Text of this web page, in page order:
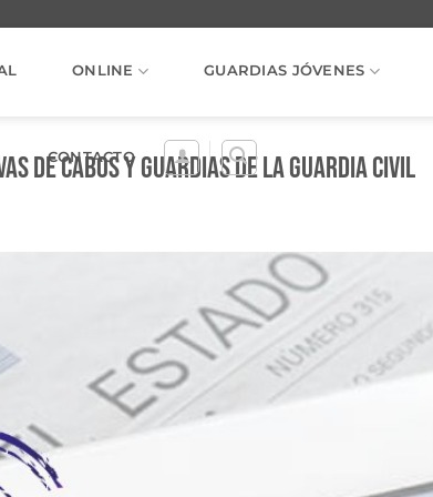
ONLINE GUARDIAS JÓVENES
CONTACTO
de Cabos y Guardias de la Guardia Civil